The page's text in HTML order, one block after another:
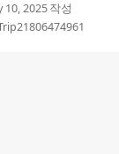
10, 2025작성